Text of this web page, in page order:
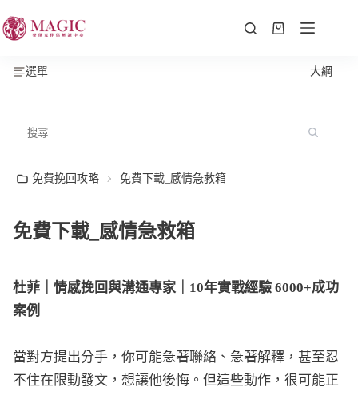
選單 大綱
免費挽回攻略 免費下載_感情急救箱
免費下載_感情急救箱
杜菲｜情感挽回與溝通專家｜10年實戰經驗 6000+成功
案例
當對方提出分手，你可能急著聯絡、急著解釋，甚至忍
不住在限動發文，想讓他後悔。但這些動作，很可能正